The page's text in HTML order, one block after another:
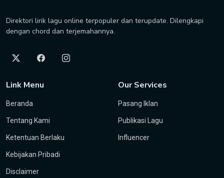
Direktori lirik lagu online terpopuler dan terupdate. Dilengkapi
dengan chord dan terjemahannya.
Link Menu
Beranda
Tentang Kami
Ketentuan Berlaku
Kebijakan Pribadi
Disclaimer
Our Services
Pasang Iklan
Publikasi Lagu
Influencer